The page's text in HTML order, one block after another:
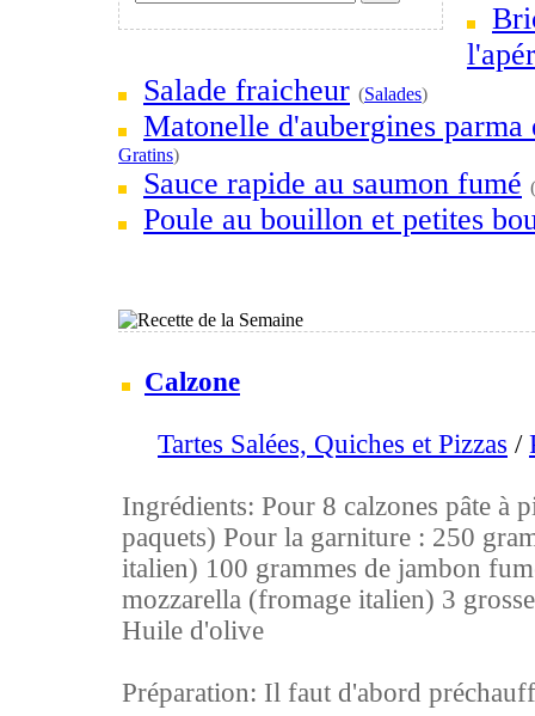
Salade fraicheur (Salades)
Matonelle d'aubergines
Gratins)
Sauce rapide au saumon fumé (
Poule au bouillon et petites
Calzone
Tartes Salées, Quiches et Pizzas /
Ingrédients: Pour 8 calzones pâte à
paquets) Pour la garniture : 250
italien) 100 grammes de jambon
mozzarella (fromage italien) 3
Huile d'olive
Préparation: Il faut d'abord